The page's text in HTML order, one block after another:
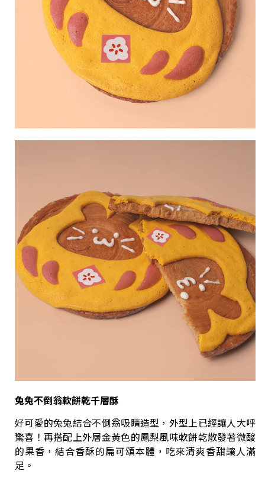
兔兔不倒翁軟餅乾千層酥
好可愛的兔兔結合不倒翁吸睛造型，外型上已經讓人大呼
驚喜！再搭配上外層金黃色的鳳梨風味軟餅乾散發著微酸
的果香，結合香酥的扁可頌本體，吃來清爽香甜讓人滿
足。